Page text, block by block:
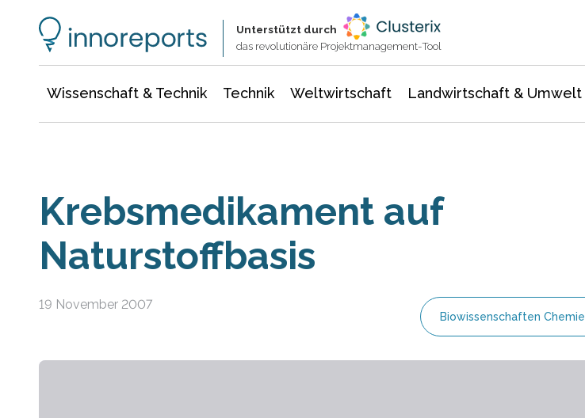
Unterstützt durch
das revolutionäre Projektmanagement-Tool
Wissenschaft & Technik Technik Weltwirtschaft Landwirtschaft & Umwelt
Krebsmedikament auf
Naturstoffbasis
19 November 2007
Biowissenschaften Chemie